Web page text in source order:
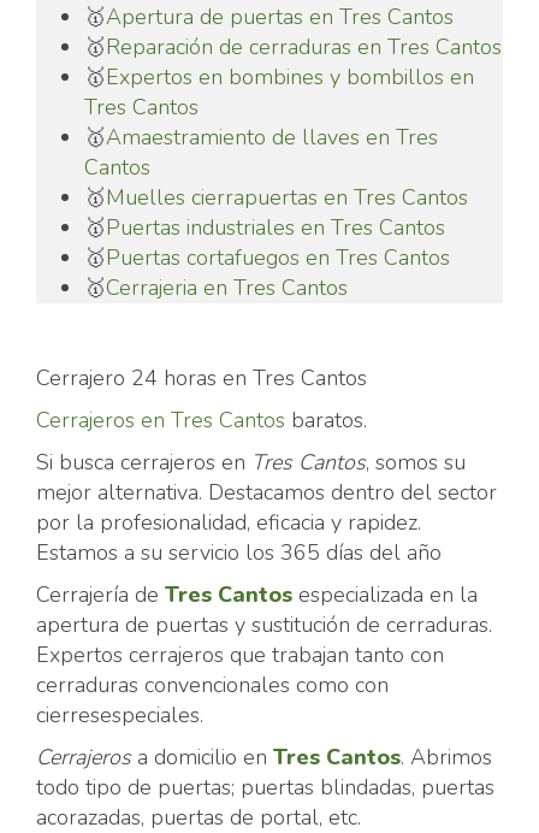
🥇Apertura de puertas en Tres Cantos
🥇Reparación de cerraduras en Tres Cantos
🥇Expertos en bombines y bombillos en
Tres Cantos
🥇Amaestramiento de llaves en Tres
Cantos
🥇Muelles cierrapuertas en Tres Cantos
🥇Puertas industriales en Tres Cantos
🥇Puertas cortafuegos en Tres Cantos
🥇Cerrajeria en Tres Cantos
Cerrajero 24 horas en Tres Cantos
Cerrajeros en Tres Cantos baratos.
Si busca cerrajeros en Tres Cantos, somos su
mejor alternativa. Destacamos dentro del sector
por la profesionalidad, eficacia y rapidez.
Estamos a su servicio los 365 días del año
Cerrajería de Tres Cantos especializada en la
apertura de puertas y sustitución de cerraduras.
Expertos cerrajeros que trabajan tanto con
cerraduras convencionales como con
cierresespeciales.
Cerrajerosa domicilio en Tres Cantos. Abrimos
todo tipo de puertas; puertas blindadas, puertas
acorazadas, puertas de portal, etc.